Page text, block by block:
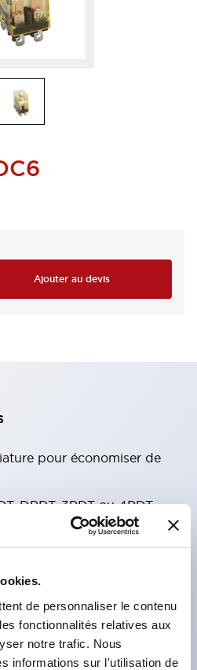
de personnaliser le contenu
fonctionnalités relatives aux
notre trafic. Nous
informations sur l'utilisation de
Ajouter au devis
pour économiser de
DPDT, 3PDT ou 4PDT
(10A)
ou de type PCB
voyant lumineux et un
montage supérieur,
sur panneau